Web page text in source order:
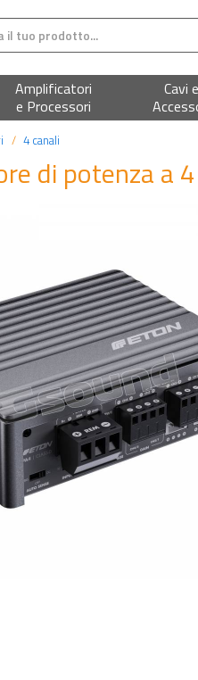
Amplificatori
e Processori
Cavi e
4 canali
di potenza a